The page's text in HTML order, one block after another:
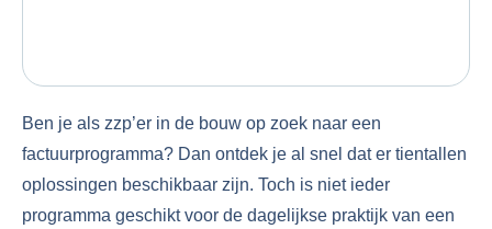
Ben je als zzp’er in de bouw op zoek naar een
factuurprogramma? Dan ontdek je al snel dat er tientallen
oplossingen beschikbaar zijn. Toch is niet ieder
programma geschikt voor de dagelijkse praktijk van een